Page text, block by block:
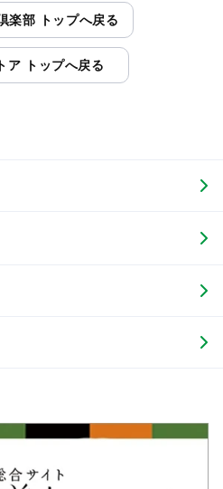
楽部 トップへ戻る
ア トップへ戻る